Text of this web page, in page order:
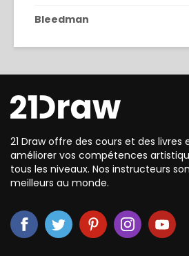
Bleedman
21 Draw offre des cours et des livres
améliorer vos compétences
tous les niveaux. Nos instructeurs
meilleurs au monde.